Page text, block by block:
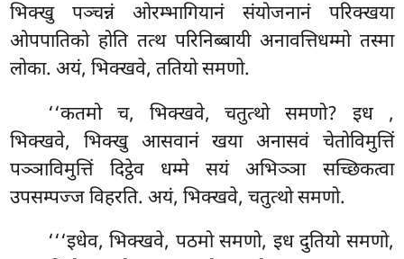
भिक्खु पञ्चन्नं ओरम्भागियानं संयोजनानं परिक्खया
ओपपातिको होति तत्थ परिनिब्बायी अनावत्तिधम्मो तस्मा
लोका. अयं, भिक्खवे, ततियो समणो.
‘‘कतमो च, भिक्खवे, चतुत्थो समणो? इध ,
भिक्खवे, भिक्खु आसवानं खया अनासवं चेतोविमुत्तिं
पञ्ञाविमुत्तिं दिट्ठेव धम्मे सयं अभिञ्ञा सच्छिकत्वा
उपसम्पज्ज विहरति. अयं, भिक्खवे, चतुत्थो समणो.
‘‘‘इधेव, भिक्खवे, पठमो समणो, इध दुतियो समणो,